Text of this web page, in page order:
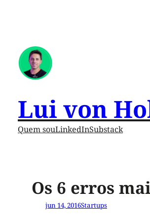
Lui von
Quem souLinkedInSubstack
Os 6 erros
jun 14, 2016Startups